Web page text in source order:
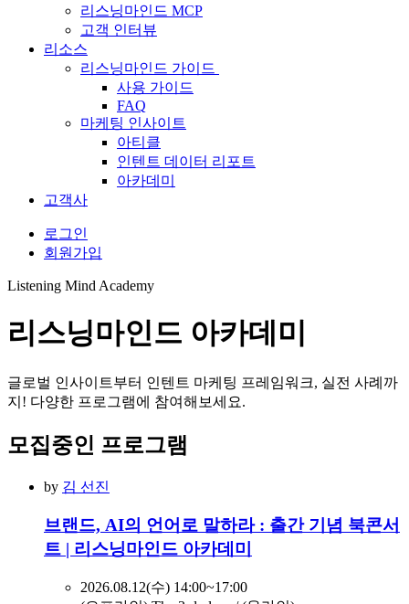
리스닝마인드 MCP
고객 인터뷰
리소스
리스닝마인드 가이드
사용 가이드
FAQ
마케팅 인사이트
아티클
인텐트 데이터 리포트
아카데미
고객사
로그인
회원가입
Listening Mind Academy
리스닝마인드 아카데미
글로벌 인사이트부터 인텐트 마케팅 프레임워크, 실전 사례까
지! 다양한 프로그램에 참여해보세요.
모집중인 프로그램
by 김 선진
브랜드, AI의 언어로 말하라 : 출간 기념 북콘서
트 | 리스닝마인드 아카데미
2026.08.12(수) 14:00~17:00